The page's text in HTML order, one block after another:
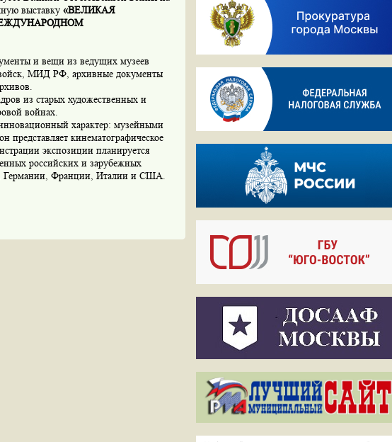
выставку «ВЕЛИКАЯ
и вещи из ведущих музеев
МИД РФ, архивные документы
из старых художественных и
войнах.
характер: музейными
представляет кинематографическое
экспозиции планируется
российских и зарубежных
Германии, Франции, Италии и США.